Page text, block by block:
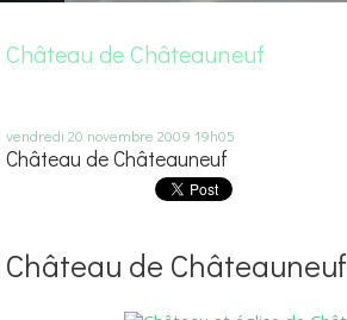
Château de Châteauneuf
vendredi 20 novembre 2009 19h05
Château de Châteauneuf
Château de Châteauneuf